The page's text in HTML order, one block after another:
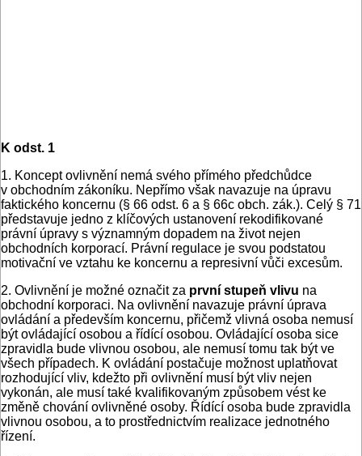
K odst. 1
1. Koncept ovlivnění nemá svého přímého předchůdce
v obchodním zákoníku. Nepřímo však navazuje na úpravu
faktického koncernu (§ 66 odst. 6 a § 66c obch. zák.). Celý § 71
představuje jedno z klíčových ustanovení rekodifikované
právní úpravy s významným dopadem na život nejen
obchodních korporací. Právní regulace je svou podstatou
motivační ve vztahu ke koncernu a represivní vůči excesům.
2. Ovlivnění je možné označit za první stupeň vlivu na
obchodní korporaci. Na ovlivnění navazuje právní úprava
ovládání a především koncernu, přičemž vlivná osoba nemusí
být ovládající osobou a řídící osobou. Ovládající osoba sice
zpravidla bude vlivnou osobou, ale nemusí tomu tak být ve
všech případech. K ovládání postačuje možnost uplatňovat
rozhodující vliv, kdežto při ovlivnění musí být vliv nejen
vykonán, ale musí také kvalifikovaným způsobem vést ke
změně chování ovlivněné osoby. Řídící osoba bude zpravidla
vlivnou osobou, a to prostřednictvím realizace jednotného
řízení.